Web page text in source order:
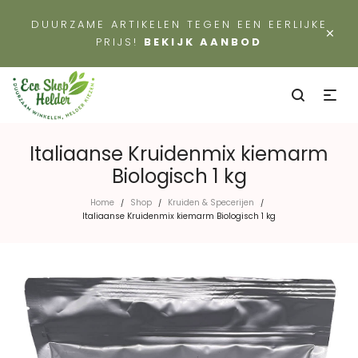
×
DUURZAME ARTIKELEN TEGEN EEN EERLIJKE
PRIJS! BEKIJK AANBOD
Italiaanse Kruidenmix kiemarm
Biologisch 1 kg
Home / Shop / Kruiden & Specerijen /
Italiaanse Kruidenmix kiemarm Biologisch 1 kg